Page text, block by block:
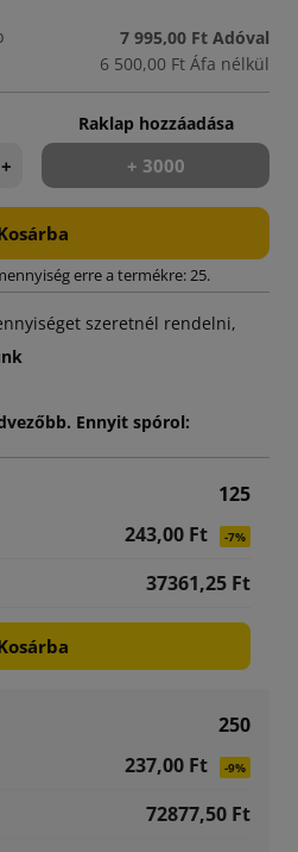
7 995,00 Ft Adóval
6 500,00 Ft Áfa nélkül
+
Raklap hozzáadása
+ 3000
erre a termékre: 25.
szeretnél rendelni,
Ennyit spórol:
125
243,00 Ft
-7%
37361,25 Ft
250
237,00 Ft
-9%
72877,50 Ft